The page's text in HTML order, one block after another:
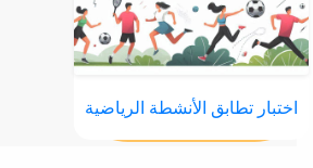
اختبار تطابق الأنشطة الرياضية